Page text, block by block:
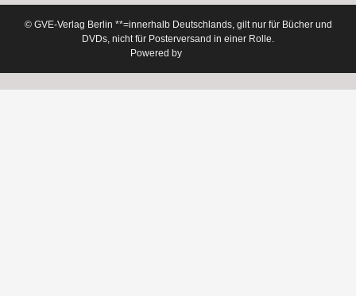
© GVE-Verlag Berlin **=innerhalb Deutschlands, gilt nur für Bücher und
DVDs, nicht für Posterversand in einer Rolle.
Powered by